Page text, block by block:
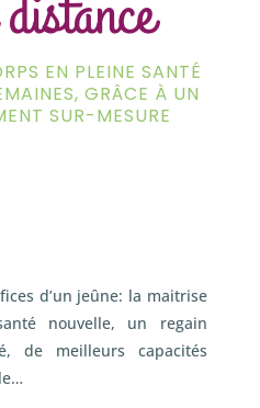
EN PLEINE SANTÉ
GRÂCE À UN
SUR-MESURE
d’un jeûne: la maitrise
nouvelle, un regain
de meilleurs capacités